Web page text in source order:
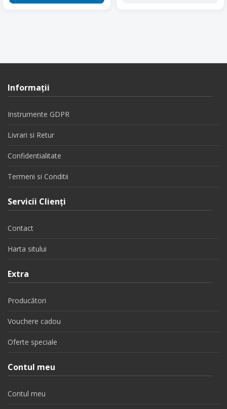
Informaţii
Instrumente GDPR
Livrari si Retur
Confidentialitate
Termeni si Conditii
Servicii Clienţi
Contact
Harta sitului
Extra
Producători
Vouchere cadou
Oferte speciale
Contul meu
Contul meu